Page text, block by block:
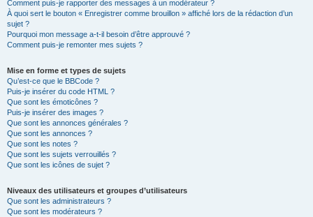
Comment puis-je rapporter des messages à un modérateur ?
À quoi sert le bouton « Enregistrer comme brouillon » affiché lors de la rédaction d’un
sujet ?
Pourquoi mon message a-t-il besoin d’être approuvé ?
Comment puis-je remonter mes sujets ?
Mise en forme et types de sujets
Qu’est-ce que le BBCode ?
Puis-je insérer du code HTML ?
Que sont les émoticônes ?
Puis-je insérer des images ?
Que sont les annonces générales ?
Que sont les annonces ?
Que sont les notes ?
Que sont les sujets verrouillés ?
Que sont les icônes de sujet ?
Niveaux des utilisateurs et groupes d’utilisateurs
Que sont les administrateurs ?
Que sont les modérateurs ?